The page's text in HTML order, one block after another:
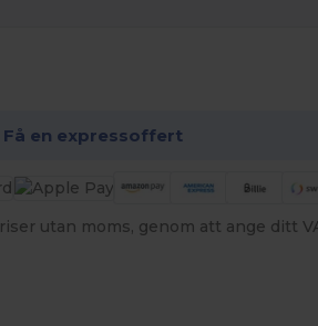
Få en expressoffert
utan moms, genom att ange ditt